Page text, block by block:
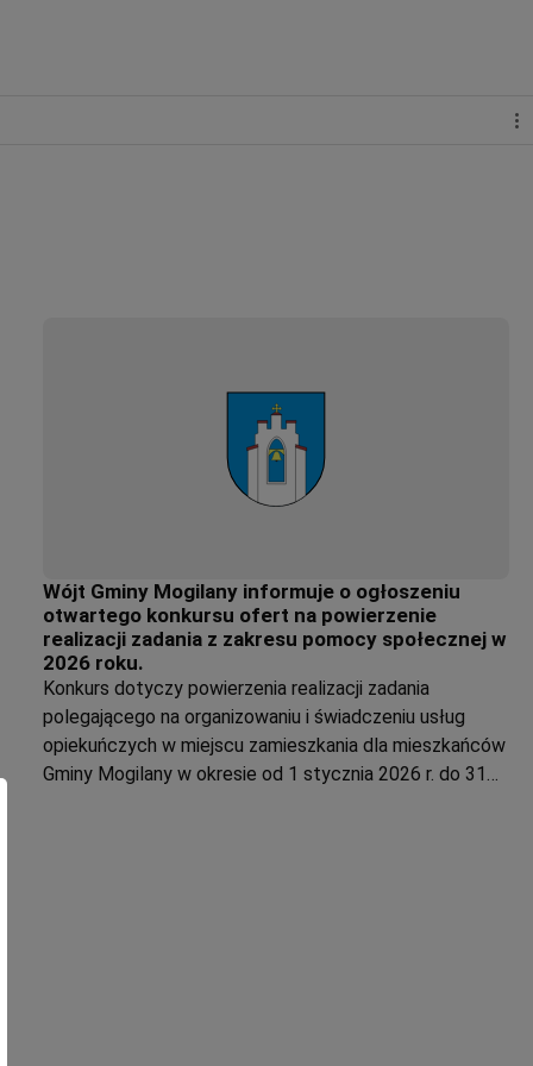
Wójt Gminy Mogilany informuje o ogłoszeniu
otwartego konkursu ofert na powierzenie
realizacji zadania z zakresu pomocy społecznej w
2026 roku.
Konkurs dotyczy powierzenia realizacji zadania
polegającego na organizowaniu i świadczeniu usług
opiekuńczych w miejscu zamieszkania dla mieszkańców
Gminy Mogilany w okresie od 1 stycznia 2026 r. do 31